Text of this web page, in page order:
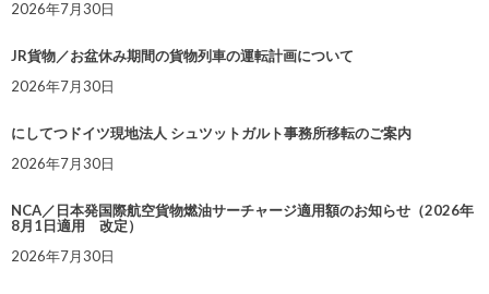
2026年7月30日
JR貨物／お盆休み期間の貨物列車の運転計画について
2026年7月30日
にしてつドイツ現地法人 シュツットガルト事務所移転のご案内
2026年7月30日
NCA／日本発国際航空貨物燃油サーチャージ適用額のお知らせ（2026年
8月1日適用 改定）
2026年7月30日